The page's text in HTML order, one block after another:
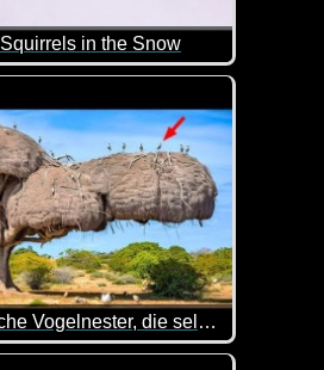
in the Snow
mal nette Eichhörnchen in einer
15 unglaubliche Vogelnester, die selbst Architekten beschämen könnten
Vogelnester, die die